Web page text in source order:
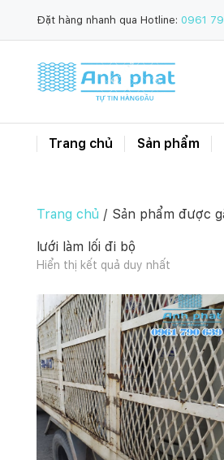
Đặt hàng nhanh qua Hotline: 0961
Trang chủ Sản phẩm
Trang chủ / Sản phẩm được
lưới làm lối đi bộ
Hiển thị kết quả duy nhất